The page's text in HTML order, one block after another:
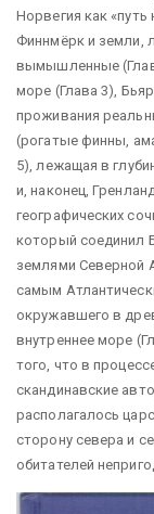
Норвегия как «путь
Финнмёрк и земли,
вымышленные
море (Глава 3),
проживания
(рогатые финны,
5), лежащая в
и, наконец,
географических
который соединил
землями Северной
самым
окружавшего в
внутреннее море
того, что в
скандинавские
располагалось
сторону севера и
обитателей